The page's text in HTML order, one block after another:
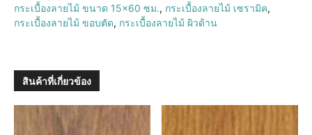
กระเบื้องลายไม้ ขนาด 15×60 ซม., กระเบื้องลายไม้ เซรามิค,
กระเบื้องลายไม้ ขอบตัด, กระเบื้องลายไม้ ผิวด้าน
สินค้าที่เกี่ยวข้อง